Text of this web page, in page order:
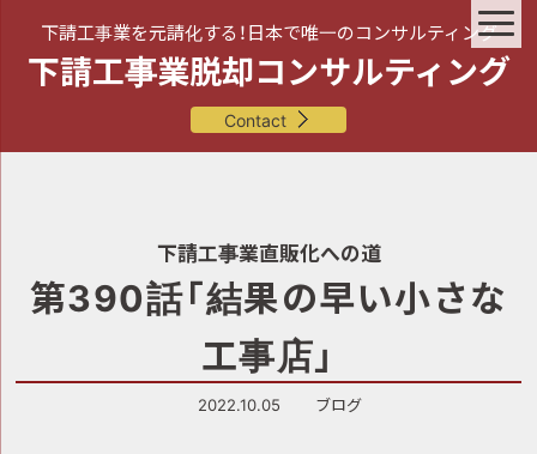
下請工事業を元請化する！日本で唯一のコンサルティング
下請工事業脱却コンサルティング
Contact
下請工事業直販化への道
第390話「結果の早い小さな
工事店」
2022.10.05 ブログ